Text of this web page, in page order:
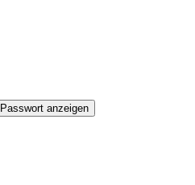
Passwort anzeigen